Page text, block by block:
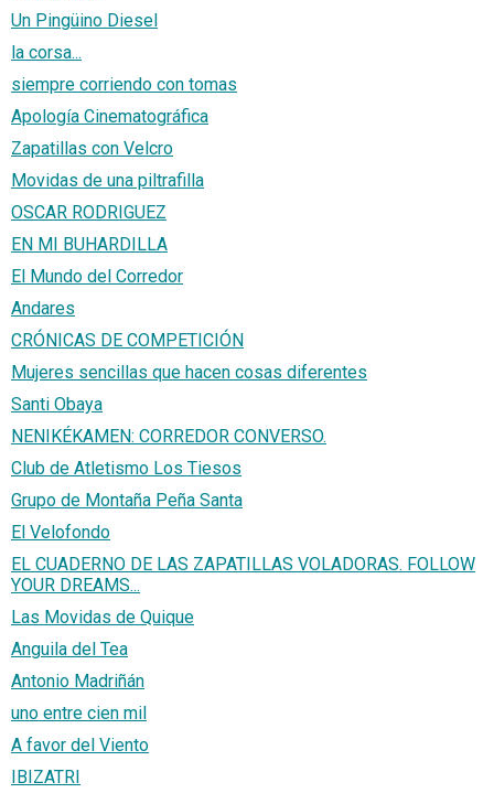
Un Pingüino Diesel
la corsa...
siempre corriendo con tomas
Apología Cinematográfica
Zapatillas con Velcro
Movidas de una piltrafilla
OSCAR RODRIGUEZ
EN MI BUHARDILLA
El Mundo del Corredor
Andares
CRÓNICAS DE COMPETICIÓN
Mujeres sencillas que hacen cosas diferentes
Santi Obaya
NENIKÉKAMEN: CORREDOR CONVERSO.
Club de Atletismo Los Tiesos
Grupo de Montaña Peña Santa
El Velofondo
EL CUADERNO DE LAS ZAPATILLAS VOLADORAS. FOLLOW
YOUR DREAMS...
Las Movidas de Quique
Anguila del Tea
Antonio Madriñán
uno entre cien mil
A favor del Viento
IBIZATRI